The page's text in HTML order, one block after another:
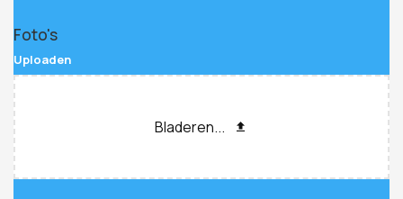
Foto's
Uploaden
Bladeren...